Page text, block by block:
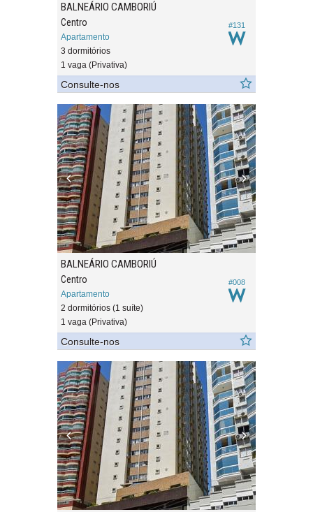
#131
BALNEÁRIO CAMBORIÚ
Centro
Apartamento
3 dormitórios
1 vaga (Privativa)
Consulte-nos
#008
BALNEÁRIO CAMBORIÚ
Centro
Apartamento
2 dormitórios (1 suíte)
1 vaga (Privativa)
Consulte-nos